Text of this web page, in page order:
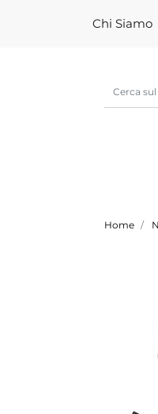
Chi Siamo
Home